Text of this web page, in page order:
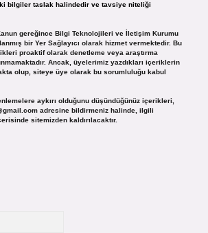
bilgiler taslak halindedir ve tavsiye niteliği
gereğince Bilgi Teknolojileri ve İletişim Kurumu
bir Yer Sağlayıcı olarak hizmet vermektedir. Bu
proaktif olarak denetleme veya araştırma
Ancak, üyelerimiz yazdıkları içeriklerin
olup, siteye üye olarak bu sorumluluğu kabul
aykırı olduğunu düşündüğünüz içerikleri,
adresine bildirmeniz halinde, ilgili
sitemizden kaldırılacaktır.